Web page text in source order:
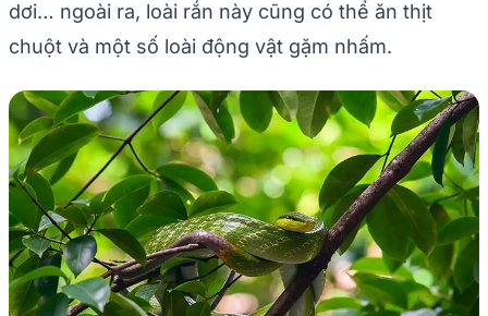
dơi… ngoài ra, loài rắn này cũng có thể ăn thịt
chuột và một số loài động vật gặm nhấm.